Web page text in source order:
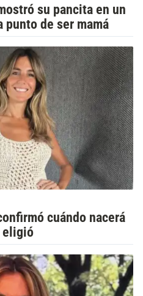
su pancita en un
de ser mamá
cuándo nacerá
eligió